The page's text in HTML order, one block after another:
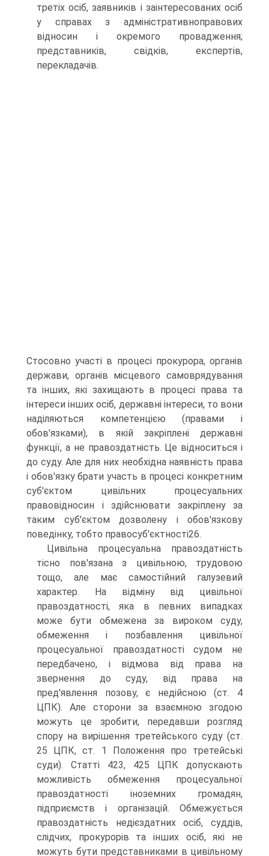
третіх осіб, заявників і заінтересованих осіб
у справах з адміністративноправових
відносин і окремого провадження;
представників, свідків, експертів,
перекладачів.
Стосовно участі в процесі прокурора, органів
держави, органів місцевого самоврядування
та інших, які захищають в процесі права та
інтереси інших осіб, державні інтереси, то вони
наділяються компетенцією (правами і
обов'язками), в якій закріплені державні
функції, а не правоздатність. Це відноситься і
до суду. Але для них необхідна наявність права
і обов'язку брати участь в процесі конкретним
суб'єктом цивільних процесуальних
правовідносин і здійснювати закріплену за
таким суб'єктом дозволену і обов'язкову
поведінку, тобто правосуб'єктності26.
Цивільна процесуальна правоздатність
тісно пов'язана з цивільною, трудовою
тощо, але має самостійний галузевий
характер. На відміну від цивільної
правоздатності, яка в певних випадках
може бути обмежена за вироком суду,
обмеження і позбавлення цивільної
процесуальної правоздатності судом не
передбачено, і відмова від права на
звернення до суду, від права на
пред'явлення позову, є недійсною (ст. 4
ЦПК). Але сторони за взаємною згодою
можуть це зробити, передавши розгляд
спору на вирішення третейського суду (ст.
25 ЦПК, ст. 1 Положення про третейські
суди). Статті 423, 425 ЦПК допускають
можливість обмеження процесуальної
правоздатності іноземних громадян,
підприємств і організацій. Обмежується
правоздатність недієздатних осіб, суддів,
слідчих, прокурорів та інших осіб, які не
можуть бути представниками в цивільному